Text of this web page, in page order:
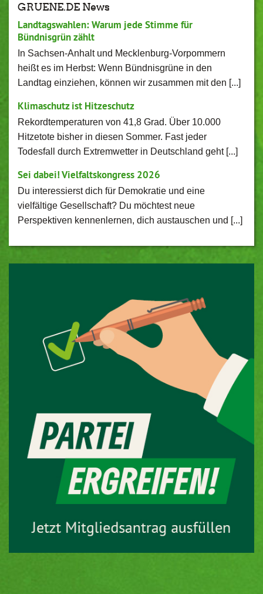
GRUENE.DE News
Landtagswahlen: Warum jede Stimme für
Bündnisgrün zählt
In Sachsen-Anhalt und Mecklenburg-Vorpommern
heißt es im Herbst: Wenn Bündnisgrüne in den
Landtag einziehen, können wir zusammen mit den [...]
Klimaschutz ist Hitzeschutz
Rekordtemperaturen von 41,8 Grad. Über 10.000
Hitzetote bisher in diesen Sommer. Fast jeder
Todesfall durch Extremwetter in Deutschland geht [...]
Sei dabei! Vielfaltskongress 2026
Du interessierst dich für Demokratie und eine
vielfältige Gesellschaft? Du möchtest neue
Perspektiven kennenlernen, dich austauschen und [...]